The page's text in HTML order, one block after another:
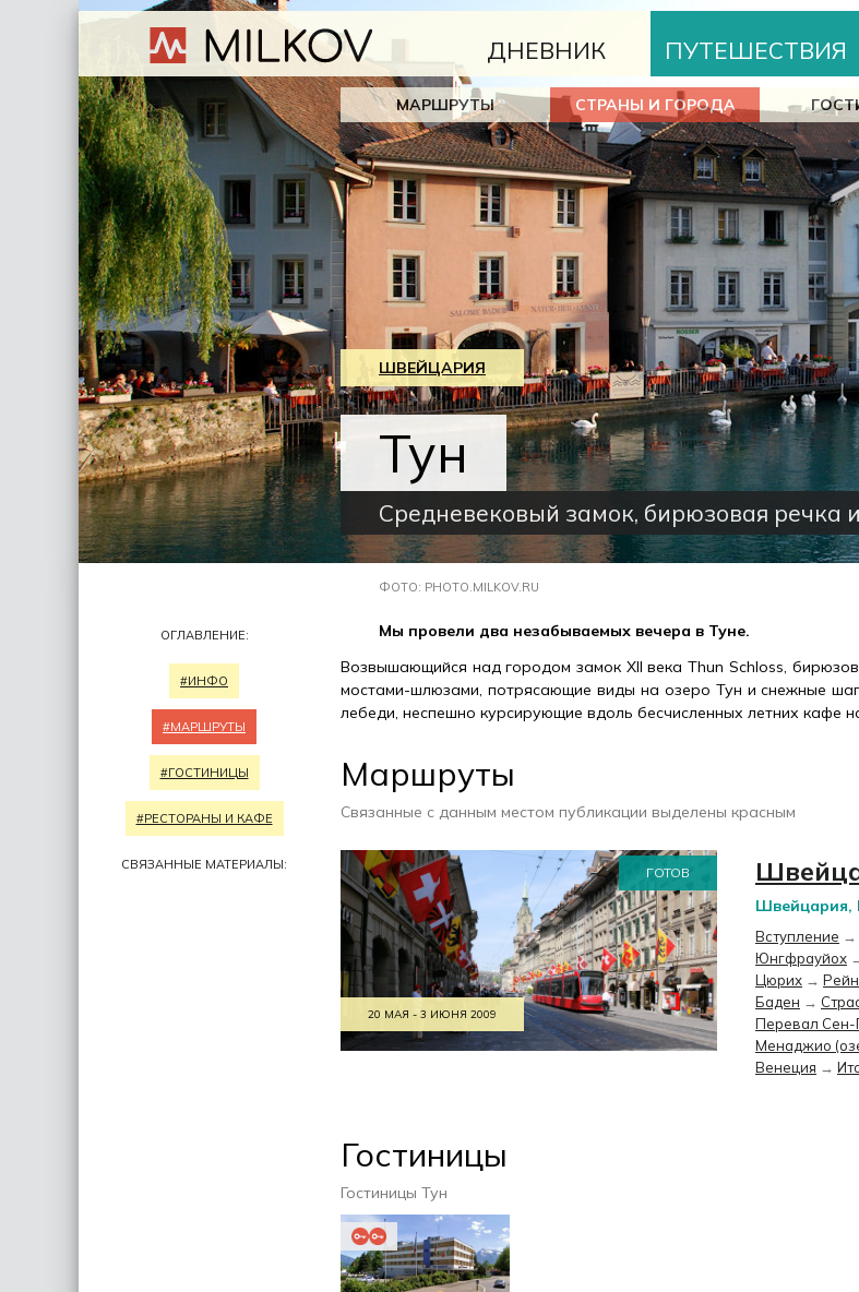
ДНЕВНИК ПУТЕШЕСТВИЯ
МАРШРУТЫ СТРАНЫ И ГОРОДА
ШВЕЙЦАРИЯ
Тун
Средневековый замок, бирюзовая речка
ФОТО: PHOTO.MILKOV.RU
ОГЛАВЛЕНИЕ:
#ИНФО
#МАРШРУТЫ
#ГОСТИНИЦЫ
#РЕСТОРАНЫ И КАФЕ
СВЯЗАННЫЕ МАТЕРИАЛЫ:
Мы провели два незабываемых вечера в Туне.
Возвышающийся над городом замок XII века Thun Schloss,
мостами-шлюзами, потрясающие виды на озеро Тун и снежные
лебеди, неспешно курсирующие вдоль бесчисленных летних кафе
Маршруты
Связанные с данным местом публикации выделены красным
20 МАЯ - 3 ИЮНЯ 2009
ГОТОВ
Швейцария,
Вступление →
Юнгфрауйох
Цюрих →
Баден →
Перевал Сен-
Менаджио
Венеция →
Гостиницы
Гостиницы Тун